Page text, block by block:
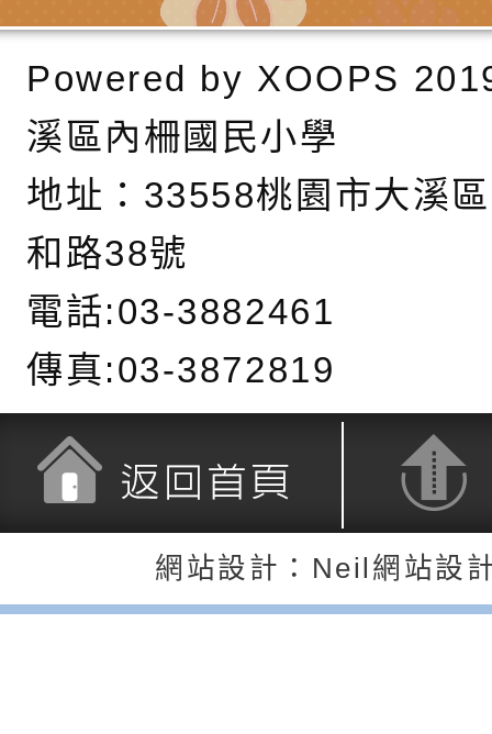
姻怎麼翻譯－青少年
工作坊」、「愛『原
親子共學同樂會」、
代愛在陪伴」、「親
時光」海報
親職教育講座「如何
情緒力？—用SEL玩
子溝通之秘訣」
有關財團法人中華國
礙者生命教育推廣協
「環保愛台灣」第五
礙者中小學生環保繪
檢送行政院新聞傳播
月份公共服務政策溝
訊
有關桃園市政府家庭
辦理115年原住民家
『原原』不絕－親子
會」
桃園市大溪區田心國
理「桃園市115年度
職員及家長特教知能
轉知中華民國全國家
會（以下簡稱全家協
115年國民小學學生
明會」
轉知台中市身心障礙
協會辦理「臺中市第
之光身心障礙繪畫徵
展」活動
檢送國立臺南大學辦
視覺障礙學生儀表及
學研習」實施計畫(
「區域職業試探與體
心」、「自造教育及
中心」及「國中小職
習營」等師生，參訪
轉知本市辦理「115
者保齡球賽」
檢送桃園市政府LED
字稿及LCD託播影（
轉知衛生福利部社會
Powered by XOOPS
溪區內柵國民小學
地址： 33558桃園市大溪
和路38號
電話:03-3882461
傳真:03-3872819
返回頂端
網站設計：Neil網站設